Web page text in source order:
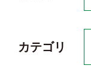
カテゴリ